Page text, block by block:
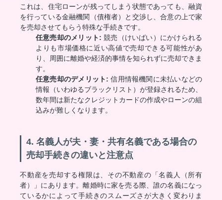
これは、住宅ローンが残ってしまう状態であっても、融資
を行っている金融機関（債権者）と交渉し、合意の上で家
を売却させてもらう特殊な手続きです。
任意売却のメリット: 競売（けいばい）にかけられる
よりも市場価格に近い高値で売却できる可能性があ
り、周囲に離婚や経済的事情を知られずに売却できま
す。
任意売却のデメリット: 信用情報機関に未払いなどの
情報（いわゆるブラックリスト）が登録されるため、
数年間は新たなクレジットカードの作成やローンの組
込みが難しくなります。
4. 名義人が夫・妻・共有名義である場合の
売却手続きの違いと注意点
不動産を売却する権限は、その不動産の「名義人（所有
者）」にあります。離婚時に家を売る際、誰の名義になっ
ているかによって手続きのスムーズさが大きく変わりま